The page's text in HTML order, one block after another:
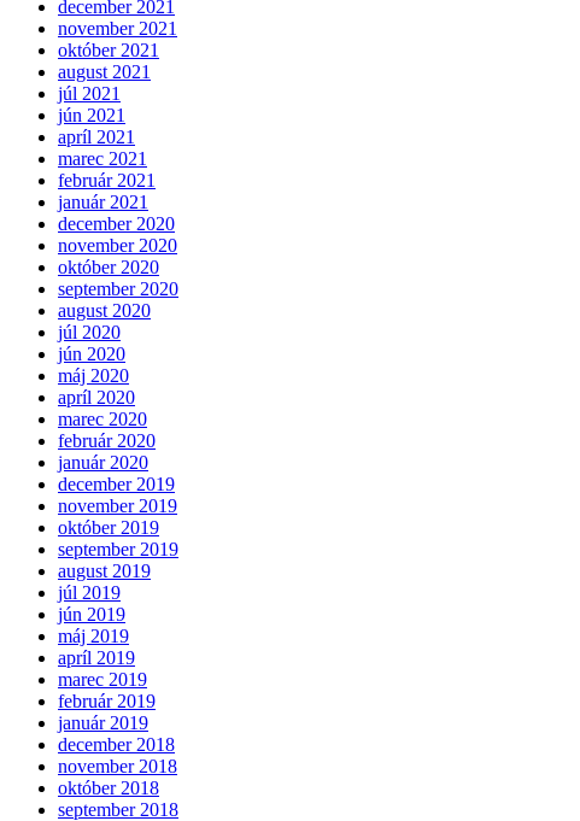
december 2021
november 2021
október 2021
august 2021
júl 2021
jún 2021
apríl 2021
marec 2021
február 2021
január 2021
december 2020
november 2020
október 2020
september 2020
august 2020
júl 2020
jún 2020
máj 2020
apríl 2020
marec 2020
február 2020
január 2020
december 2019
november 2019
október 2019
september 2019
august 2019
júl 2019
jún 2019
máj 2019
apríl 2019
marec 2019
február 2019
január 2019
december 2018
november 2018
október 2018
september 2018